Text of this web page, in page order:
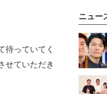
っていてく
せていただき
ニュー